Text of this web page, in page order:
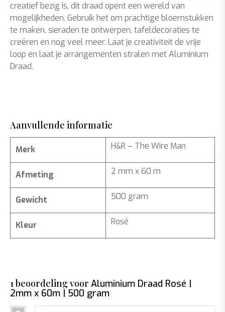
creatief bezig is, dit draad opent een wereld van
mogelijkheden. Gebruik het om prachtige bloemstukken
te maken, sieraden te ontwerpen, tafeldecoraties te
creëren en nog veel meer. Laat je creativiteit de vrije
loop en laat je arrangementen stralen met Aluminium
Draad.
Aanvullende informatie
Merk H&R – The Wire Man
Afmeting 2 mm x 60 m
Gewicht 500 gram
Kleur Rosé
1 beoordeling voor Aluminium Draad Rosé |
2mm x 60m | 500 gram